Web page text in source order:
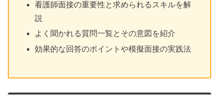
看護師面接の重要性と求められるスキルを解
説
よく聞かれる質問一覧とその意図を紹介
効果的な回答のポイントや模擬面接の実践法